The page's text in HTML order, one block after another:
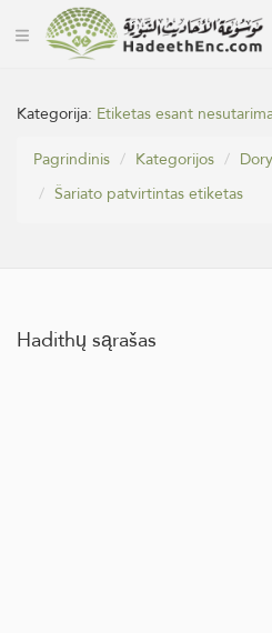
Kategorija: Etiketas esant
Pagrindinis
Kategorijos
Šariato patvirtintas etiketas
Hadithų sąrašas